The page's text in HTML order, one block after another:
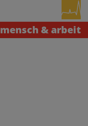
mensch & arbeit